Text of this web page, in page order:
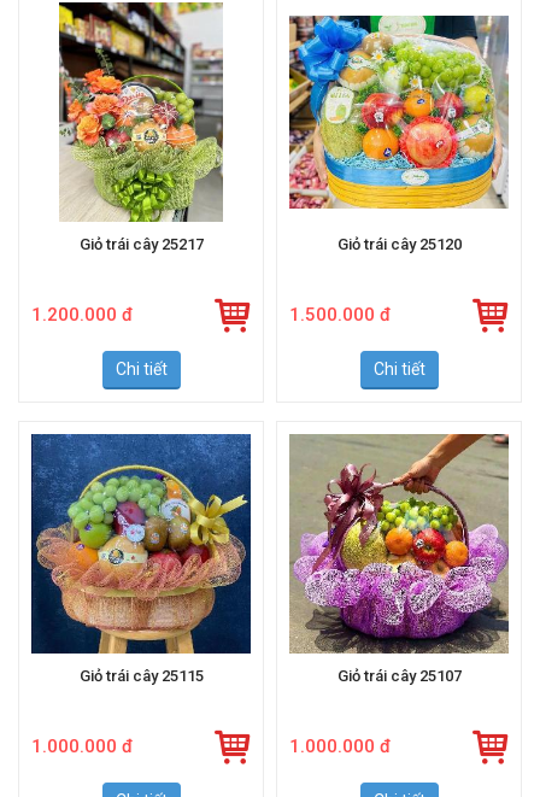
Giỏ trái cây 25217
1.200.000 đ
Chi tiết
Giỏ trái cây 25120
1.500.000 đ
Chi tiết
Giỏ trái cây 25115
1.000.000 đ
Giỏ trái cây 25107
1.000.000 đ